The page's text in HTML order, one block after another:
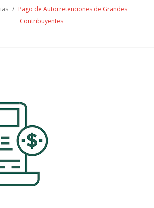
/ Pago de Autorretenciones de Grandes
Contribuyentes